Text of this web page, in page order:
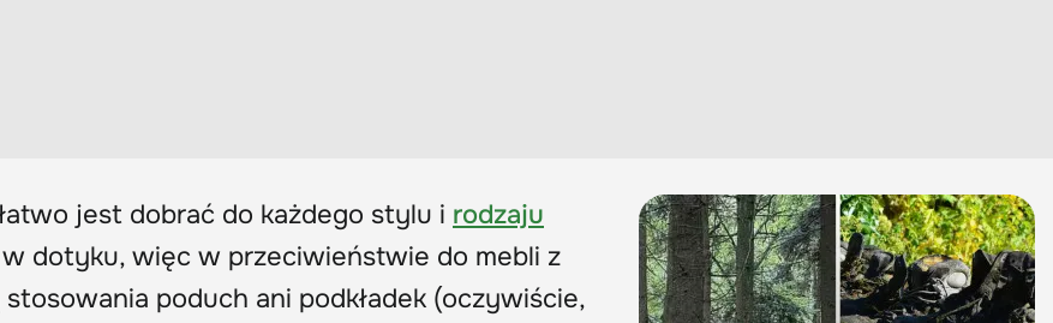
jest dobrać do każdego stylu i rodzaju
w dotyku, więc w przeciwieństwie do mebli z
poduch ani podkładek (oczywiście,